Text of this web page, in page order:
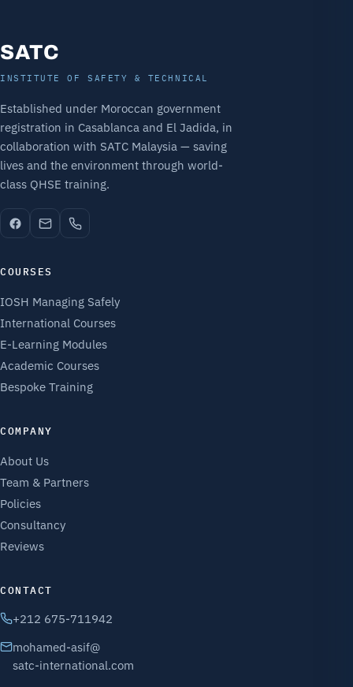
SATC
INSTITUTE OF SAFETY & TECHNICAL
Established under Moroccan government
registration in Casablanca and El Jadida, in
collaboration with SATC Malaysia — saving
lives and the environment through world-
class QHSE training.
COURSES
IOSH Managing Safely
International Courses
E-Learning Modules
Academic Courses
Bespoke Training
COMPANY
About Us
Team & Partners
Policies
Consultancy
Reviews
CONTACT
+212 675-711942
mohamed-asif@
satc-international.com